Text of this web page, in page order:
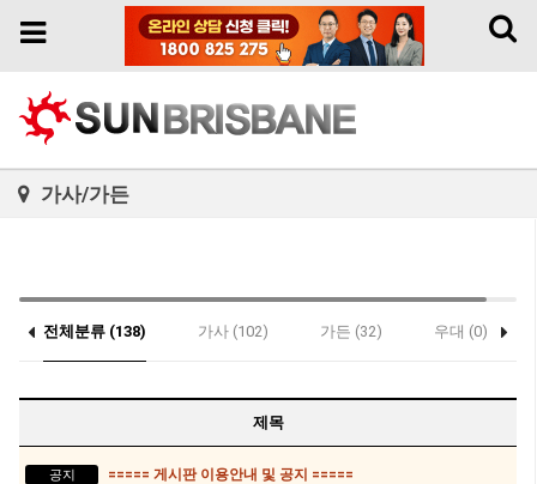
Toggle
Toggle
가사/가든
전체분류 (138) 가사 (102) 가든 (32) 우대 (0)
제목
공지 ===== 게시판 이용안내 및 공지 =====